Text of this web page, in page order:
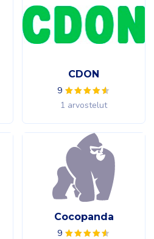
CDON
9
1 arvostelut
Cocopanda
9